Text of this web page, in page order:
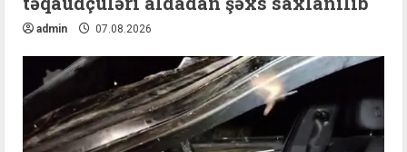
admin 07.08.2026